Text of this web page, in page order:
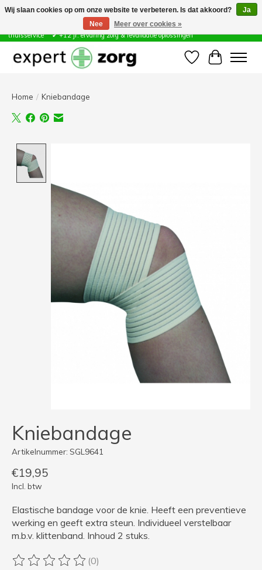
Zorg & Revalidatie Hulpmiddelen ✔ Eigen technische dienst &
thuisservice* ✔ +12 jr. ervaring zorg & revalidatie oplossingen
Verlanglijst
Home / Kniebandage
Kniebandage
Artikelnummer: SGL9641
€19,95
Incl. btw
Elastische bandage voor de knie. Heeft een preventieve
werking en geeft extra steun. Individueel verstelbaar
m.b.v. klittenband. Inhoud 2 stuks.
De beoordeling van dit product is
(0)
Wij slaan cookies op om onze website te verbeteren. Is dat akkoord?
Ja
Nee
Meer over cookies »